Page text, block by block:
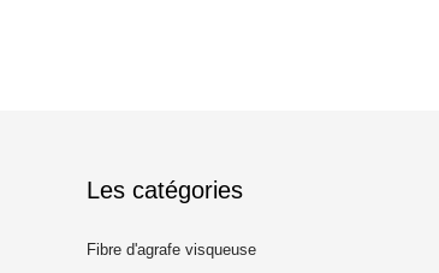
Les catégories
Fibre d'agrafe visqueuse